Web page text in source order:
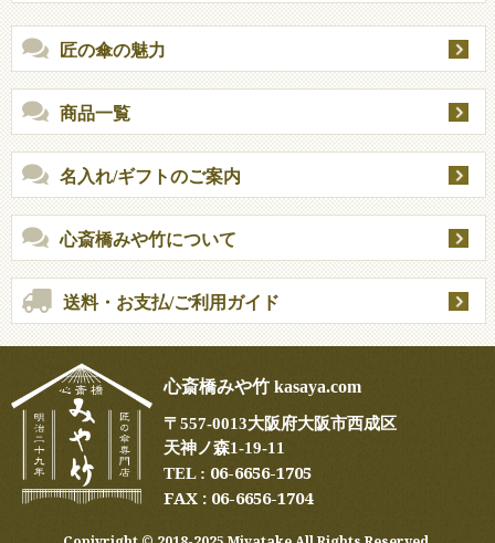
匠の傘の魅力
商品一覧
名入れ/ギフトのご案内
心斎橋みや竹について
送料・お支払/ご利用ガイド
心斎橋みや竹 kasaya.com
〒557-0013大阪府大阪市西成区
天神ノ森1-19-11
TEL : 06-6656-1705
FAX : 06-6656-1704